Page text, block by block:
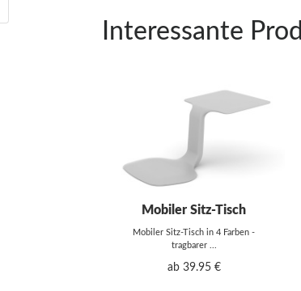
Interessante
Mobiler Sitz-Tisch
Mobiler Sitz-Tisch in 4 Farben -
tragbarer ...
ab 39.95 €